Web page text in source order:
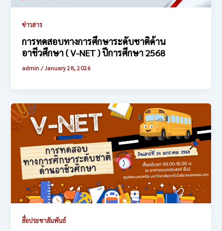
ข่าวสาร
การทดสอบทางการศึกษาระดับชาติด้าน
อาชีวศึกษา ( V-NET ) ปีการศึกษา 2568
admin/January 28, 2026
สื่อประชาสัมพันธ์